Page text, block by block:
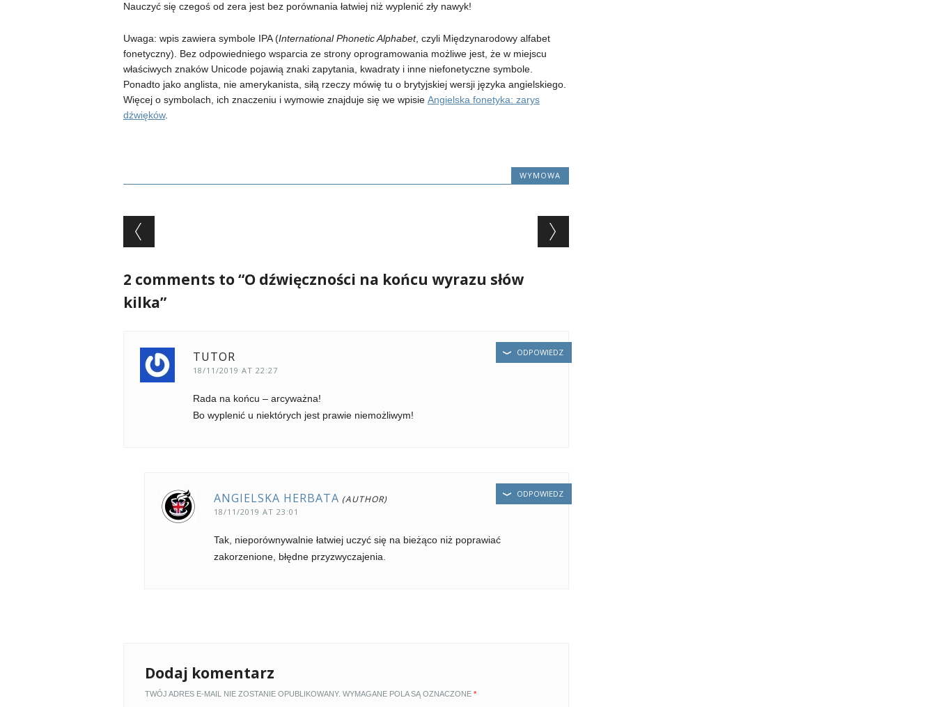
Nauczyć się czegoś od zera jest bez porównania łatwiej niż wyplenić zły nawyk!
Uwaga: wpis zawiera symbole IPA (International Phonetic Alphabet, czyli Międzynarodowy alfabet
fonetyczny). Bez odpowiedniego wsparcia ze strony oprogramowania możliwe jest, że w miejscu
właściwych znaków Unicode pojawią znaki zapytania, kwadraty i inne niefonetyczne symbole.
Ponadto jako anglista, nie amerykanista, siłą rzeczy mówię tu o brytyjskiej wersji języka angielskiego.
Więcej o symbolach, ich znaczeniu i wymowie znajduje się we wpisie Angielska fonetyka: zarys
dźwięków.
WYMOWA
Post navigation
2 comments to “O dźwięczności na końcu wyrazu słów
kilka”
TUTOR
18/11/2019 AT 22:27
Rada na końcu – arcyważna!
Bo wyplenić u niektórych jest prawie niemożliwym!
ODPOWIEDZ
ANGIELSKA HERBATA
18/11/2019 AT 23:01
Tak, nieporównywalnie łatwiej uczyć się na bieżąco niż poprawiać
zakorzenione, błędne przyzwyczajenia.
ODPOWIEDZ
Dodaj komentarz
TWÓJ ADRES E-MAIL NIE ZOSTANIE OPUBLIKOWANY. WYMAGANE POLA SĄ OZNACZONE *